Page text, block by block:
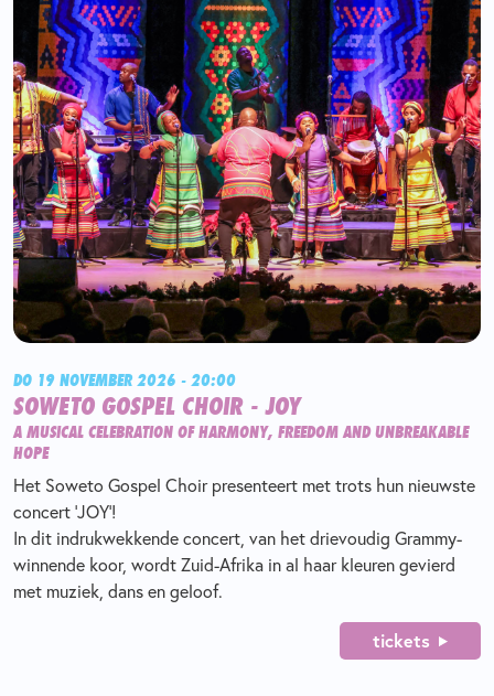
DO 19 NOVEMBER 2026 - 20:00
SOWETO GOSPEL CHOIR - JOY
A MUSICAL CELEBRATION OF HARMONY, FREEDOM AND UNBREAKABLE
HOPE
Het Soweto Gospel Choir presenteert met trots hun nieuwste
concert ‘JOY’!
In dit indrukwekkende concert, van het drievoudig Grammy-
winnende koor, wordt Zuid-Afrika in al haar kleuren gevierd
met muziek, dans en geloof.
tickets